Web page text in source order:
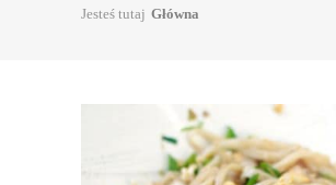
Jesteś tutaj Główna